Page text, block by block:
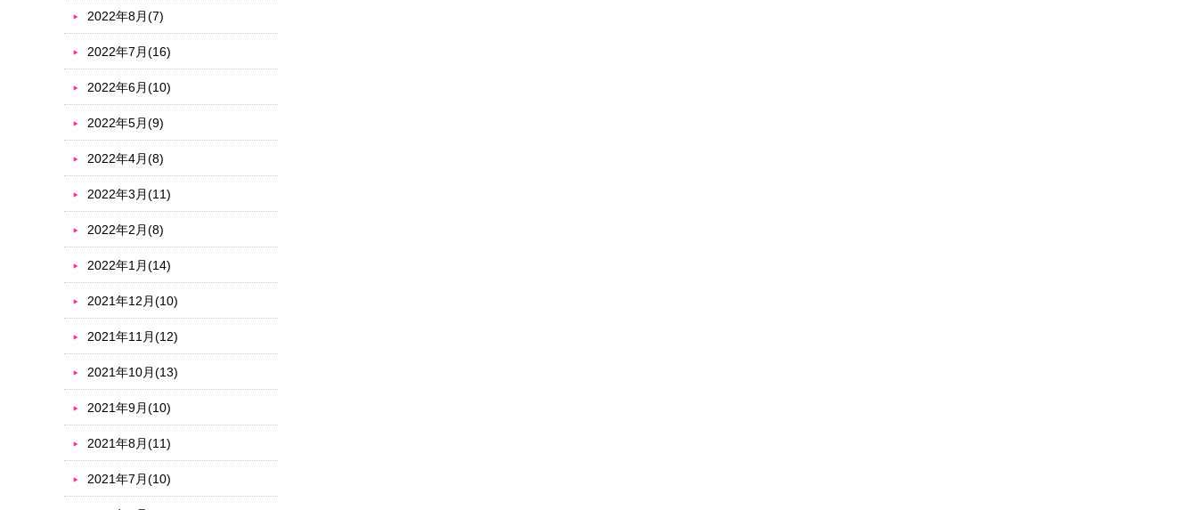
2022年8月(7)
2022年7月(16)
2022年6月(10)
2022年5月(9)
2022年4月(8)
2022年3月(11)
2022年2月(8)
2022年1月(14)
2021年12月(10)
2021年11月(12)
2021年10月(13)
2021年9月(10)
2021年8月(11)
2021年7月(10)